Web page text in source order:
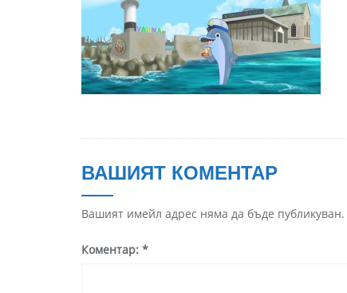
ВАШИЯТ КОМЕНТАР
Вашият имейл адрес няма да бъде публикуван.
Коментар: *